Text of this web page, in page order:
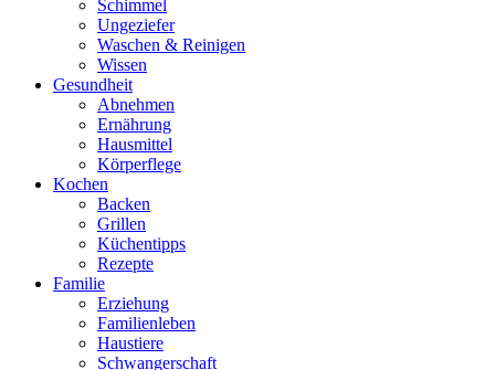
Schimmel
Ungeziefer
Waschen & Reinigen
Wissen
Gesundheit
Abnehmen
Ernährung
Hausmittel
Körperflege
Kochen
Backen
Grillen
Küchentipps
Rezepte
Familie
Erziehung
Familienleben
Haustiere
Schwangerschaft